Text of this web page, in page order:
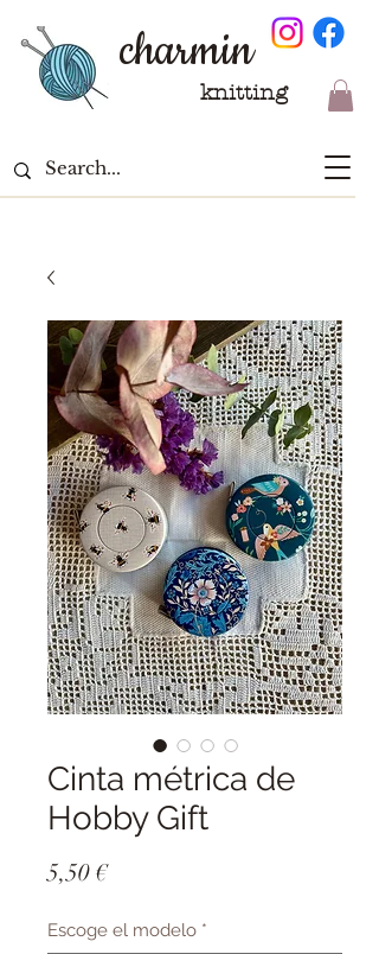
charmin
knitting
Cinta métrica de
Hobby Gift
5,50 €Precio
Escoge el modelo *